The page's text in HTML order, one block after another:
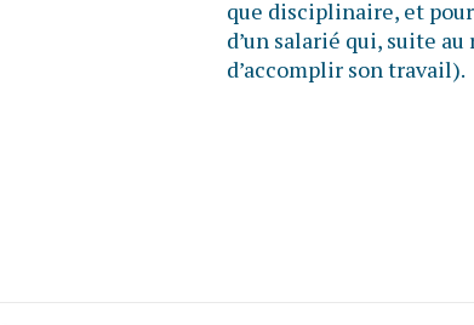
que disciplinaire, et
d’un salarié qui, suite
d’accomplir son travail).